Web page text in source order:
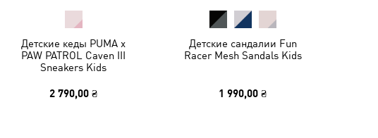
Детские кеды PUMA x
PAW PATROL Caven III
Sneakers Kids
2 790,00 ₴
Детские сандалии Fun
Racer Mesh Sandals Kids
1 990,00 ₴